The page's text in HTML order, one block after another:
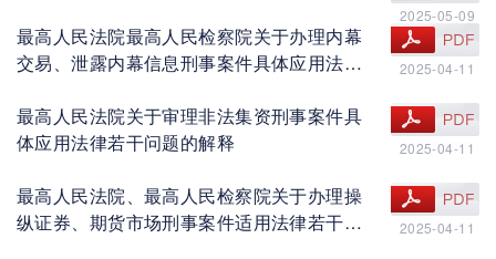
2025-05-09
最高人民法院最高人民检察院关于办理内幕
交易、泄露内幕信息刑事案件具体应用法律
查看文件
2025-04-11
最高人民法院关于审理非法集资刑事案件具
体应用法律若干问题的解释
查看文件
2025-04-11
最高人民法院、最高人民检察院关于办理操
纵证券、期货市场刑事案件适用法律若干问
查看文件
2025-04-11